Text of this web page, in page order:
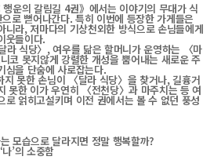
행운의 갈림길 4권》에서는 이야기의 무대가 식
로 뻗어나간다. 특히 이번에 등장한 가게들은
니라, 저마다의 기상천외한 방식으로 손님들에게
웃들이다.
라 식당〉, 여우를 닮은 할머니가 운영하는 〈마
코 못지않게 강렬한 개성을 뿜어내는 새로운 주
심을 단숨에 사로잡는다.
지 못한 손님이 〈달라 식당〉을 찾거나, 길흉거
못한 이가 우연히 〈전천당〉과 마주치는 등 여
로 얽히고설키며 이전 권에서는 볼 수 없던 풍성
모습으로 달라지면 정말 행복할까?
’의 소중함